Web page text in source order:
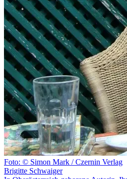
Foto: © Simon Mark / Czernin Verlag
Brigitte Schwaiger